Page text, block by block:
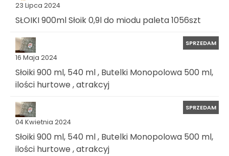
23 Lipca 2024
SŁOIKI 900ml Słoik 0,9l do miodu paleta 1056szt
16 Maja 2024
SPRZEDAM
Słoiki 900 ml, 540 ml , Butelki Monopolowa 500 ml,
ilości hurtowe , atrakcyj
04 Kwietnia 2024
SPRZEDAM
Słoiki 900 ml, 540 ml , Butelki Monopolowa 500 ml,
ilości hurtowe , atrakcyj